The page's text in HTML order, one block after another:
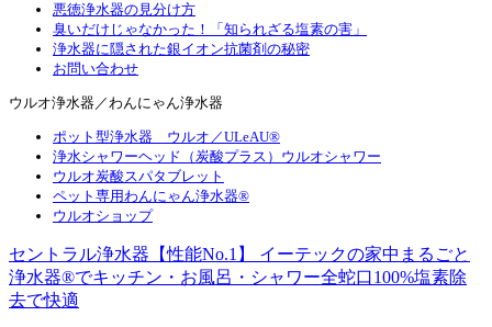
悪徳浄水器の見分け方
臭いだけじゃなかった！「知られざる塩素の害」
浄水器に隠された銀イオン抗菌剤の秘密
お問い合わせ
ウルオ浄水器／わんにゃん浄水器
ポット型浄水器 ウルオ／ULeAU®
浄水シャワーヘッド（炭酸プラス）ウルオシャワー
ウルオ炭酸スパタブレット
ペット専用わんにゃん浄水器®
ウルオショップ
セントラル浄水器【性能No.1】 イーテックの家中まるごと
浄水器®でキッチン・お風呂・シャワー全蛇口100%塩素除
去で快適